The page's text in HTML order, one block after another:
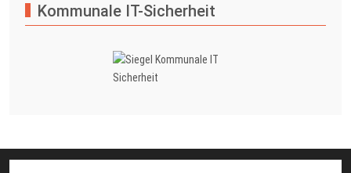
Kommunale IT-Sicherheit